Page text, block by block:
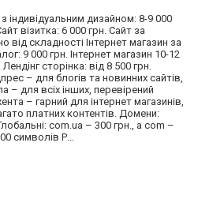
індивідуальним дизайном: 8-9 000
візитка: 6 000 грн. Сайт за
складності Інтернет магазин за
9 000 грн. Інтернет магазин 10-12
сторінка: від 8 500 грн.
– для блогів та новинних сайтів,
для всіх інших, перевірений
– гарний для інтернет магазинів,
платних контентів. Домени:
com.ua – 300 грн., а com –
символів Р...